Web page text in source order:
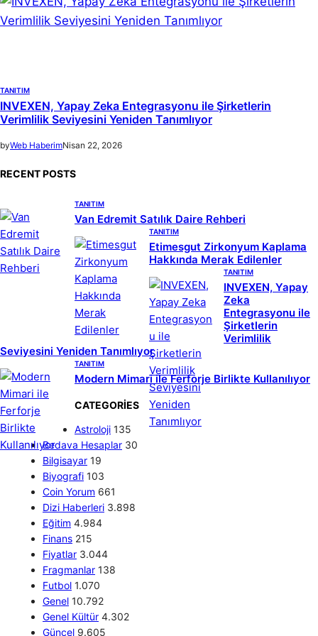
TANITIM
INVEXEN, Yapay Zeka Entegrasyonu ile Şirketlerin
Verimlilik Seviyesini Yeniden Tanımlıyor
byWeb HaberimNisan 22, 2026
RECENT POSTS
TANITIM
Van Edremit Satılık Daire Rehberi
TANITIM
Etimesgut Zirkonyum Kaplama
Hakkında Merak Edilenler
TANITIM
INVEXEN, Yapay
Zeka
Entegrasyonu ile
Şirketlerin
Verimlilik
Seviyesini Yeniden Tanımlıyor
TANITIM
Modern Mimari ile Ferforje Birlikte Kullanılıyor
CATEGORIES
Astroloji 135
Bedava Hesaplar 30
Bilgisayar 19
Biyografi 103
Coin Yorum 661
Dizi Haberleri 3.898
Eğitim 4.984
Finans 215
Fiyatlar 3.044
Fragmanlar 138
Futbol 1.070
Genel 10.792
Genel Kültür 4.302
Güncel 9.605